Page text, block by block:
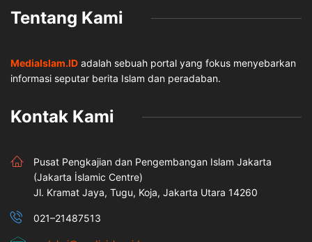
Tentang Kami
MediaIslam.ID adalah sebuah portal yang fokus menyebarkan
informasi seputar berita Islam dan peradaban.
Kontak Kami
Pusat Pengkajian dan Pengembangan Islam Jakarta
(Jakarta İslamic Centre)
Jl. Kramat Jaya, Tugu, Koja, Jakarta Utara 14260
021–21487513